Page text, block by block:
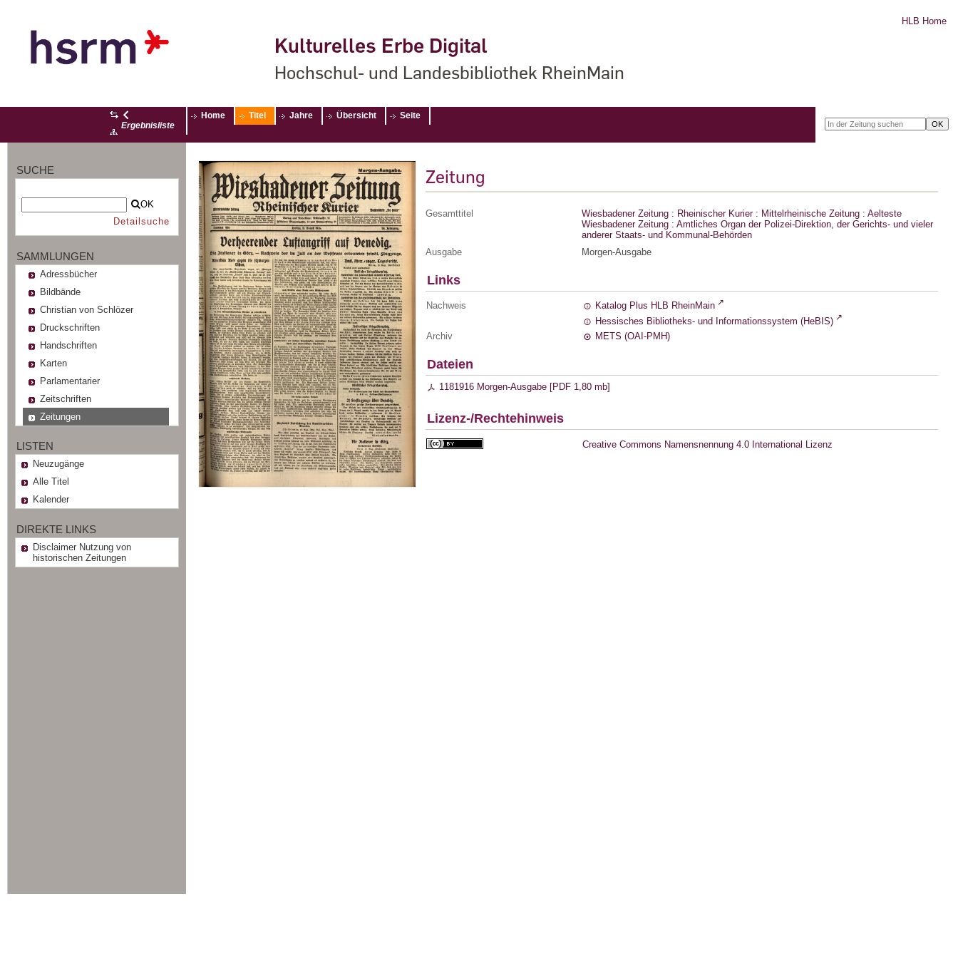
Kulturelles Erbe Digital
Hochschul- und Landesbibliothek RheinMain
HLB Home
Ergebnisliste
Home Titel Jahre Übersicht Seite
SUCHE
OK
Detailsuche
SAMMLUNGEN
Adressbücher
Bildbände
Christian von Schlözer
Druckschriften
Handschriften
Karten
Parlamentarier
Zeitschriften
Zeitungen
LISTEN
Neuzugänge
Alle Titel
Kalender
DIREKTE LINKS
Disclaimer Nutzung von
historischen Zeitungen
Zeitung
Gesamttitel
Wiesbadener Zeitung : Rheinischer Kurier : Mittelrheinische Zeitung : Aelteste
Wiesbadener Zeitung : Amtliches Organ der Polizei-Direktion, der Gerichts- und vieler
anderer Staats- und Kommunal-Behörden
Ausgabe
Morgen-Ausgabe
Links
Nachweis
Katalog Plus HLB RheinMain
Hessisches Bibliotheks- und Informationssystem (HeBIS)
Archiv
METS (OAI-PMH)
Dateien
1181916 Morgen-Ausgabe [PDF 1,80 mb]
Lizenz-/Rechtehinweis
Creative Commons Namensnennung 4.0 International Lizenz